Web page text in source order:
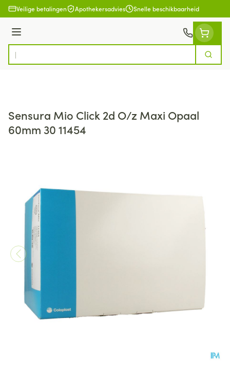
Ga naar de inhoud
Veilige betalingen Apothekersadvies Snelle beschikbaarheid
Menu
Product, merk, categorie...
Zoek
Sensura Mio Click 2d O/z Maxi Opaal
60mm 30 11454